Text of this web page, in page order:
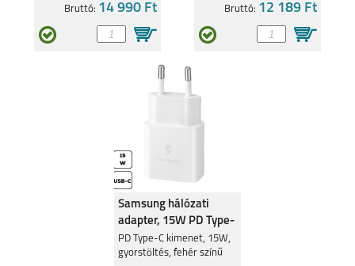
Bruttó: 14 990 Ft Bruttó: 12 189 Ft
Samsung hálózati
adapter, 15W PD Type-
C, Fehér
PD Type-C kimenet, 15W,
gyorstöltés, fehér színű